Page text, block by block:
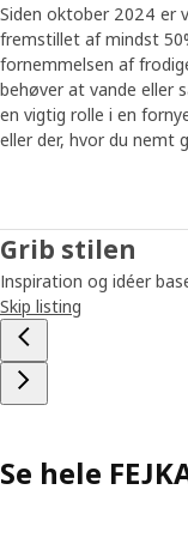
Siden oktober 2024 er
fremstillet af mindst
fornemmelsen af
behøver at vande eller
en vigtig rolle i en
eller der, hvor du nemt
Grib stilen
Inspiration og idéer
Skip listing
Se hele